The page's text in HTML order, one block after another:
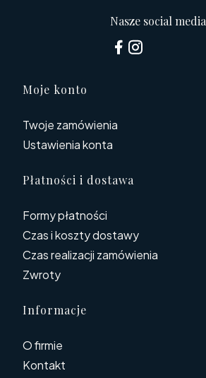
Nasze social media
Linki w stopce
Moje konto
Twoje zamówienia
Ustawienia konta
Płatności i dostawa
Formy płatności
Czas i koszty dostawy
Czas realizacji zamówienia
Zwroty
Informacje
O firmie
Kontakt